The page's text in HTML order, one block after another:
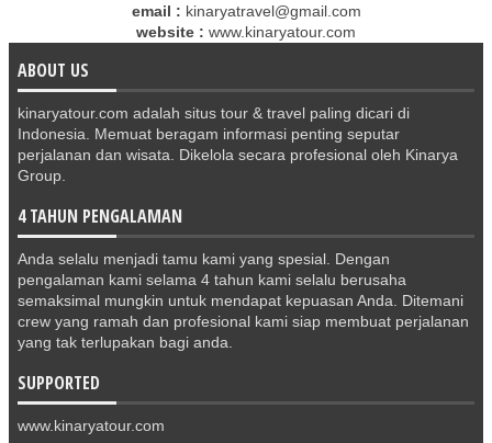
email : kinaryatravel@gmail.com
website : www.kinaryatour.com
ABOUT US
kinaryatour.com adalah situs tour & travel paling dicari di
Indonesia. Memuat beragam informasi penting seputar
perjalanan dan wisata. Dikelola secara profesional oleh Kinarya
Group.
4 TAHUN PENGALAMAN
Anda selalu menjadi tamu kami yang spesial. Dengan
pengalaman kami selama 4 tahun kami selalu berusaha
semaksimal mungkin untuk mendapat kepuasan Anda. Ditemani
crew yang ramah dan profesional kami siap membuat perjalanan
yang tak terlupakan bagi anda.
SUPPORTED
www.kinaryatour.com